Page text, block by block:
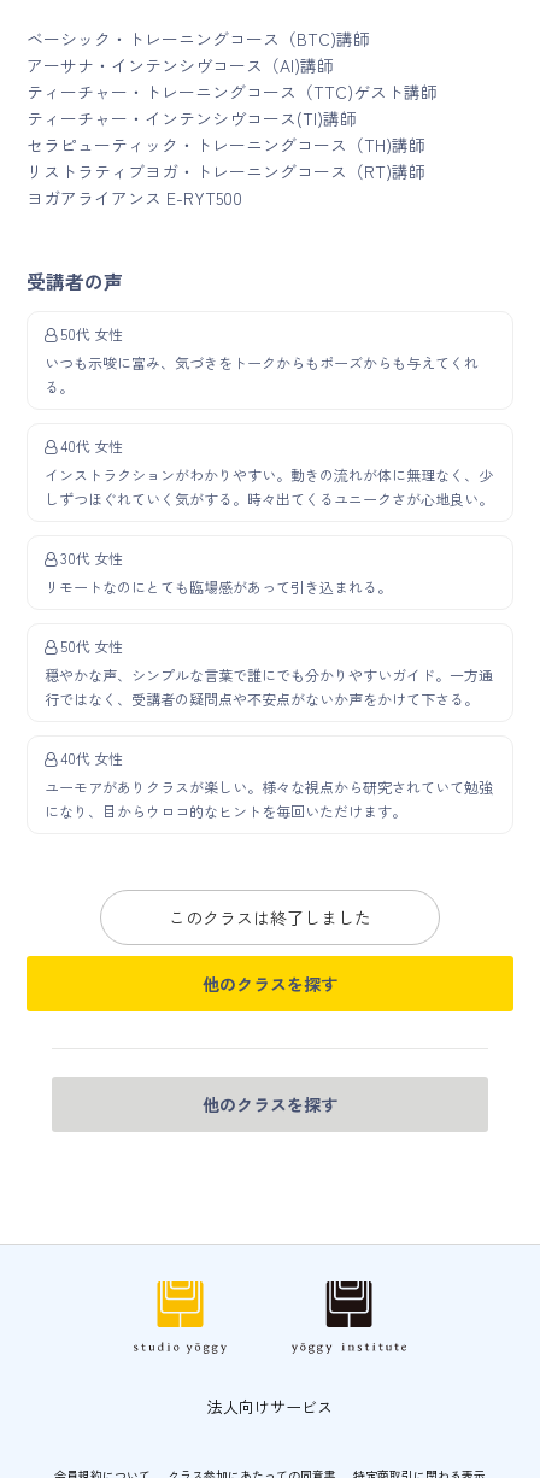
ベーシック・トレーニングコース（BTC)講師
アーサナ・インテンシヴコース（AI)講師
ティーチャー・トレーニングコース（TTC)ゲスト講師
ティーチャー・インテンシヴコース(TI)講師
セラピューティック・トレーニングコース（TH)講師
リストラティブヨガ・トレーニングコース（RT)講師
ヨガアライアンス E-RYT500
受講者の声
50代 女性
いつも示唆に富み、気づきをトークからもポーズからも与えてくれ
る。
40代 女性
インストラクションがわかりやすい。動きの流れが体に無理なく、少
しずつほぐれていく気がする。時々出てくるユニークさが心地良い。
30代 女性
リモートなのにとても臨場感があって引き込まれる。
50代 女性
穏やかな声、シンプルな言葉で誰にでも分かりやすいガイド。一方通
行ではなく、受講者の疑問点や不安点がないか声をかけて下さる。
40代 女性
ユーモアがありクラスが楽しい。様々な視点から研究されていて勉強
になり、目からウロコ的なヒントを毎回いただけます。
このクラスは終了しました
他のクラスを探す
他のクラスを探す
法人向けサービス